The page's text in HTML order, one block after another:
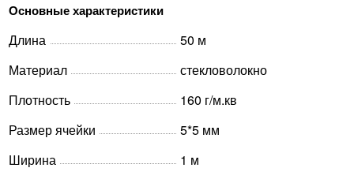
Основные характеристики
Длина
50 м
Материал
стекловолокно
Плотность
160 г/м.кв
Размер ячейки
5*5 мм
Ширина
1 м